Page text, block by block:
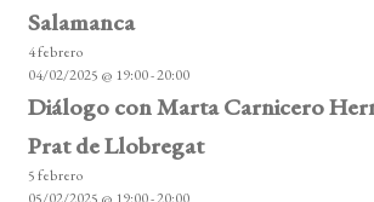
Salamanca
4 febrero
04/02/2025 @ 19:00-20:00
Diálogo con Marta Carnicero
Prat de Llobregat
5 febrero
05/02/2025 @ 19:00-20:00